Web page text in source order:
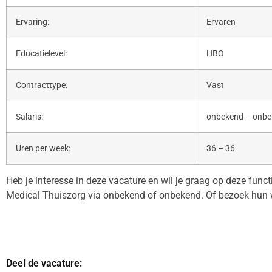
Ervaring: Ervaren
Educatielevel: HBO
Contracttype: Vast
Salaris: onbekend –
Uren per week: 36 – 36
Heb je interesse in deze vacature en wil je graag op deze
Medical Thuiszorg via onbekend of onbekend. Of bezoek hun
Deel de vacature: